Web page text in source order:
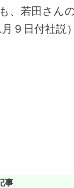
、若田さん
９日付社説）
事